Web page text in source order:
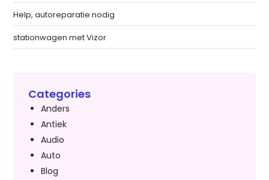
Help, autoreparatie nodig
stationwagen met Vizor
Categories
Anders
Antiek
Audio
Auto
Blog